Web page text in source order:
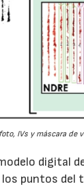
IVs y máscara de
digital
puntos del